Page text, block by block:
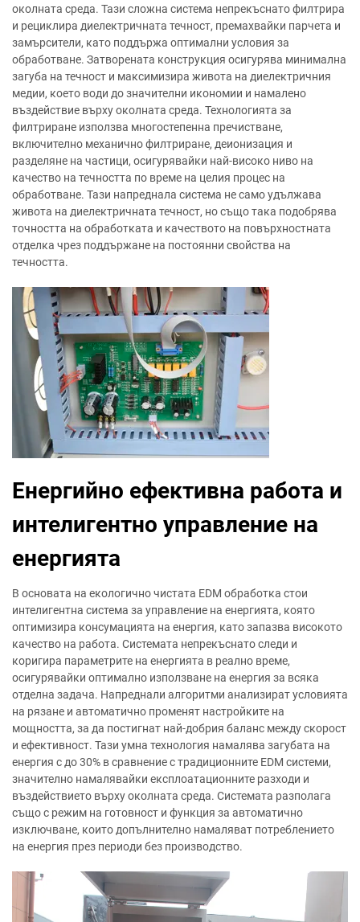
околната среда. Тази сложна система непрекъснато филтрира
и рециклира диелектричната течност, премахвайки парчета и
замърсители, като поддържа оптимални условия за
обработване. Затворената конструкция осигурява минимална
загуба на течност и максимизира живота на диелектричния
медии, което води до значителни икономии и намалено
въздействие върху околната среда. Технологията за
филтриране използва многостепенна пречистване,
включително механично филтриране, деионизация и
разделяне на частици, осигурявайки най-високо ниво на
качество на течността по време на целия процес на
обработване. Тази напреднала система не само удължава
живота на диелектричната течност, но също така подобрява
точността на обработката и качеството на повърхностната
отделка чрез поддържане на постоянни свойства на
течността.
Енергийно ефективна работа и
интелигентно управление на
енергията
В основата на екологично чистата EDM обработка стои
интелигентна система за управление на енергията, която
оптимизира консумацията на енергия, като запазва високото
качество на работа. Системата непрекъснато следи и
коригира параметрите на енергията в реално време,
осигурявайки оптимално използване на енергия за всяка
отделна задача. Напреднали алгоритми анализират условията
на рязане и автоматично променят настройките на
мощността, за да постигнат най-добрия баланс между скорост
и ефективност. Тази умна технология намалява загубата на
енергия с до 30% в сравнение с традиционните EDM системи,
значително намалявайки експлоатационните разходи и
въздействието върху околната среда. Системата разполага
също с режим на готовност и функция за автоматично
изключване, които допълнително намаляват потреблението
на енергия през периоди без производство.